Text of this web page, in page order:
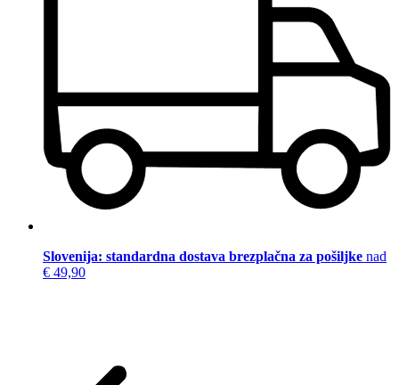
Slovenija: standardna dostava brezplačna za pošiljke nad
€ 49,90